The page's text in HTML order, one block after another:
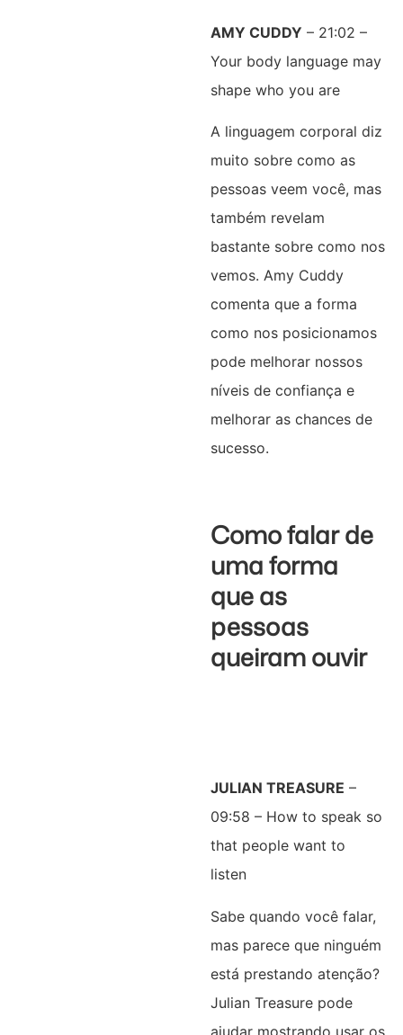
AMY CUDDY – 21:02 –
Your body language may
shape who you are
A linguagem corporal diz
muito sobre como as
pessoas veem você, mas
também revelam
bastante sobre como nos
vemos. Amy Cuddy
comenta que a forma
como nos posicionamos
pode melhorar nossos
níveis de confiança e
melhorar as chances de
sucesso.
Como falar de
uma forma
que as
pessoas
queiram ouvir
JULIAN TREASURE –
09:58 – How to speak so
that people want to
listen
Sabe quando você falar,
mas parece que ninguém
está prestando atenção?
Julian Treasure pode
ajudar mostrando usar os